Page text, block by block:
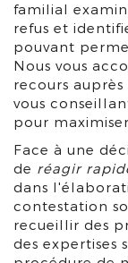
familial
refus et
pouvant
Nous vous
recours
vous
pour
Face à une
de réagir
dans
contestation
recueillir des
des expertises